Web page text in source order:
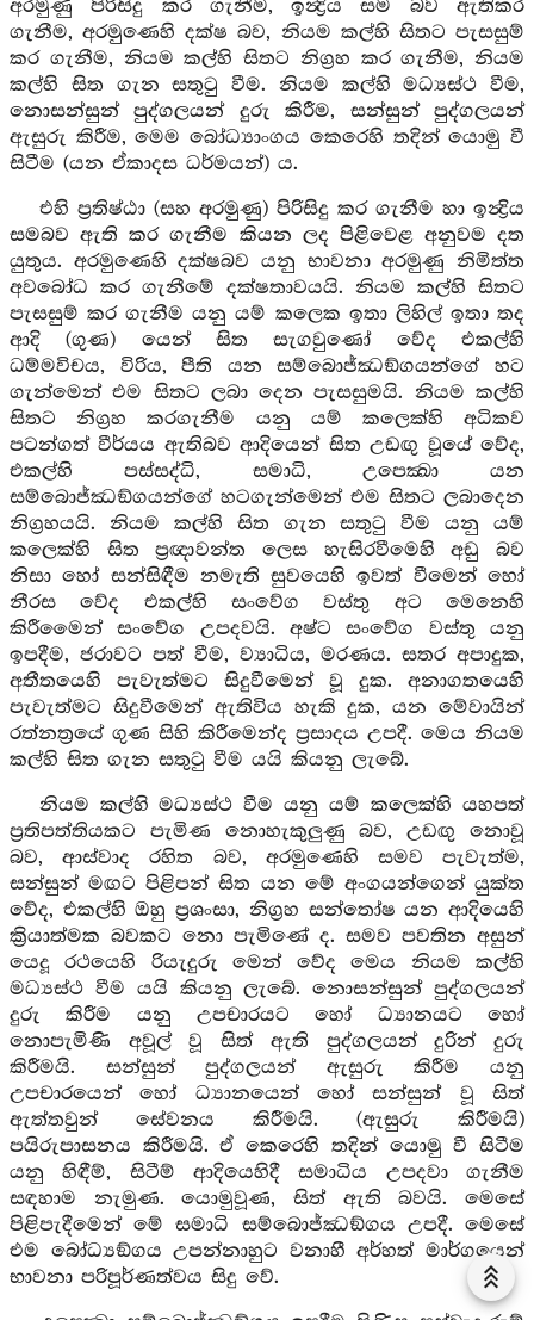
අරමුණු පිරිසිදු කර ගැනීම, ඉන්‍ද්‍රිය සම බව ඇතිකර
ගැනීම, අරමුණෙහි දක්ෂ බව, නියම කල්හි සිතට පැසසුම්
කර ගැනීම, නියම කල්හි සිතට නිග්‍රහ කර ගැනීම, නියම
කල්හි සිත ගැන සතුටු වීම. නියම කල්හි මධ්‍යස්ථ වීම,
නොසන්සුන් පුද්ගලයන් දුරු කිරීම, සන්සුන් පුද්ගලයන්
ඇසුරු කිරීම, මෙම බෝධ්‍යාංගය කෙරෙහි තදින් යොමු වී
සිටීම (යන ඒකාදස ධර්මයන්) ය.
එහි ප්‍රතිෂ්ඨා (සහ අරමුණු) පිරිසිදු කර ගැනීම හා ඉන්‍ද්‍රිය
සමබව ඇති කර ගැනීම කියන ලද පිළිවෙළ අනුවම දත
යුතුය. අරමුණෙහි දක්ෂබව යනු භාවනා අරමුණු නිමිත්ත
අවබෝධ කර ගැනීමේ දක්ෂතාවයයි. නියම කල්හි සිතට
පැසසුම් කර ගැනීම යනු යම් කලෙක ඉතා ලිහිල් ඉතා තද
ආදි (ගුණ) යෙන් සිත සැගවුණෝ වේද එකල්හි
ධම්මවිචය, විරිය, පීති යන සම්බොජ්ඣඞ්ගයන්ගේ හට
ගැන්මෙන් එම සිතට ලබා දෙන පැසසුමයි. නියම කල්හි
සිතට නිග්‍රහ කරගැනීම යනු යම් කලෙක්හි අධිකව
පටන්ගත් වීර්යය ඇතිබව ආදියෙන් සිත උඩඟු වූයේ වේද,
එකල්හි පස්සද්ධි, සමාධි, උපෙක්‍ඛා යන
සම්බොජ්ඣඞ්ගයන්ගේ හටගැන්මෙන් එම සිතට ලබාදෙන
නිග්‍රහයයි. නියම කල්හි සිත ගැන සතුටු වීම යනු යම්
කලෙක්හි සිත ප්‍රඥාවන්ත ලෙස හැසිරවීමෙහි අඩු බව
නිසා හෝ සන්සිඳීම නමැති සුවයෙහි ඉවත් වීමෙන් හෝ
නීරස වේද එකල්හි සංවේග වස්තු අට මෙනෙහි
කිරීමෛන් සංවේග උපදවයි. අෂ්ට සංවේග වස්තු යනු
ඉපදීම, ජරාවට පත් වීම, ව්‍යාධිය, මරණය. සතර අපාදුක,
අතීතයෙහි පැවැත්මට සිදුවීමෙන් වූ දුක. අනාගතයෙහි
පැවැත්මට සිදුවීමෙන් ඇතිවිය හැකි දුක, යන මේවායින්
රත්නත්‍රයේ ගුණ සිහි කිරීමෙන්ද ප්‍රසාදය උපදී. මෙය නියම
කල්හි සිත ගැන සතුටු වීම යයි කියනු ලැබේ.
නියම කල්හි මධ්‍යස්ථ වීම යනු යම් කලෙක්හි යහපත්
ප්‍රතිපත්තියකට පැමිණ නොහැකුලුණු බව, උඩඟු නොවූ
බව, ආස්වාද රහිත බව, අරමුණෙහි සමව පැවැත්ම,
සන්සුන් මඟට පිළිපන් සිත යන මේ අංගයන්ගෙන් යුක්ත
වේද, එකල්හි ඔහු ප්‍රශංසා, නිග්‍රහ සන්තෝෂ යන ආදියෙහි
ක්‍රියාත්මක බවකට නො පැමිණේ ද. සමව පවතින අසුන්
යෙදූ රථයෙහි රියැදුරු මෙන් වේද මෙය නියම කල්හි
මධ්‍යස්ථ වීම යයි කියනු ලැබේ. නොසන්සුන් පුද්ගලයන්
දුරු කිරීම යනු උපචාරයට හෝ ධ්‍යානයට හෝ
නොපැමිණි අවූල් වූ සිත් ඇති පුද්ගලයන් දුරින් දුරු
කිරීමයි. සන්සුන් පුද්ගලයන් ඇසුරු කිරීම යනු
උපචාරයෙන් හෝ ධ්‍යානයෙන් හෝ සන්සුන් වූ සිත්
ඇත්තවුන් සේවනය කිරීමයි. (ඇසුරු කිරීමයි)
පයිරුපාසනය කිරීමයි. ඒ කෙරෙහි තදින් යොමු වී සිටීම
යනු හිඳීම්, සිටීම් ආදියෙහිදී සමාධිය උපදවා ගැනීම
සඳහාම නැමුණ. යොමුවූණ, සිත් ඇති බවයි. මෙසේ
පිළිපැදීමෙන් මේ සමාධි සම්බොජ්ඣඞ්ගය උපදී. මෙසේ
එම බෝධ්‍යඞ්ගය උපන්නාහුට වනාහී අර්හත් මාර්ගයෙන්
භාවනා පරිපූර්ණත්වය සිදු වේ.